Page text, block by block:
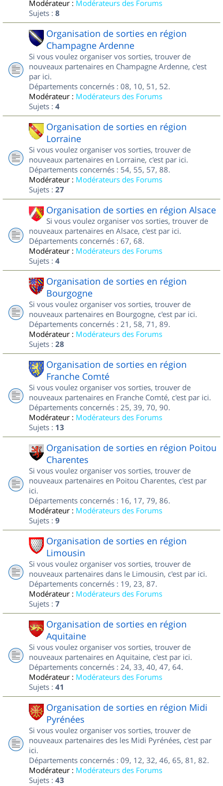
Modérateur : Modérateurs des Forums
Sujets : 8
Organisation de sorties en région
Champagne Ardenne
Si vous voulez organiser vos sorties, trouver de
nouveaux partenaires en Champagne Ardenne, c'est
par ici.
Départements concernés : 08, 10, 51, 52.
Modérateur : Modérateurs des Forums
Sujets : 4
Organisation de sorties en région
Lorraine
Si vous voulez organiser vos sorties, trouver de
nouveaux partenaires en Lorraine, c'est par ici.
Départements concernés : 54, 55, 57, 88.
Modérateur : Modérateurs des Forums
Sujets : 27
Organisation de sorties en région Alsace
Si vous voulez organiser vos sorties, trouver de
nouveaux partenaires en Alsace, c'est par ici.
Départements concernés : 67, 68.
Modérateur : Modérateurs des Forums
Sujets : 4
Organisation de sorties en région
Bourgogne
Si vous voulez organiser vos sorties, trouver de
nouveaux partenaires en Bourgogne, c'est par ici.
Départements concernés : 21, 58, 71, 89.
Modérateur : Modérateurs des Forums
Sujets : 28
Organisation de sorties en région
Franche Comté
Si vous voulez organiser vos sorties, trouver de
nouveaux partenaires en Franche Comté, c'est par ici.
Départements concernés : 25, 39, 70, 90.
Modérateur : Modérateurs des Forums
Sujets : 13
Organisation de sorties en région Poitou
Charentes
Si vous voulez organiser vos sorties, trouver de
nouveaux partenaires en Poitou Charentes, c'est par
ici.
Départements concernés : 16, 17, 79, 86.
Modérateur : Modérateurs des Forums
Sujets : 9
Organisation de sorties en région
Limousin
Si vous voulez organiser vos sorties, trouver de
nouveaux partenaires dans le Limousin, c'est par ici.
Départements concernés : 19, 23, 87.
Modérateur : Modérateurs des Forums
Sujets : 7
Organisation de sorties en région
Aquitaine
Si vous voulez organiser vos sorties, trouver de
nouveaux partenaires en Aquitaine, c'est par ici.
Départements concernés : 24, 33, 40, 47, 64.
Modérateur : Modérateurs des Forums
Sujets : 41
Organisation de sorties en région Midi
Pyrénées
Si vous voulez organiser vos sorties, trouver de
nouveaux partenaires des les Midi Pyrénées, c'est par
ici.
Départements concernés : 09, 12, 32, 46, 65, 81, 82.
Modérateur : Modérateurs des Forums
Sujets : 43